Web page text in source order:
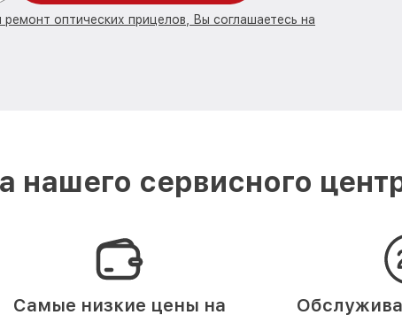
ремонт оптических прицелов, Вы соглашаетесь на
нашего сервисного
Самые низкие цены на